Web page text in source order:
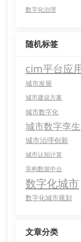
数字化治理
随机标签
cim平台应
城市发展
城市建设方案
城市数字化
城市数字孪生
城市治理创新
城市认知计算
异构数据中台
数字化城市
数字化城市规划
文章分类